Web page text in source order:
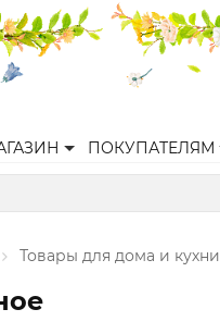
ПОКУПАТЕЛЯМ
Товары для дома и кухни